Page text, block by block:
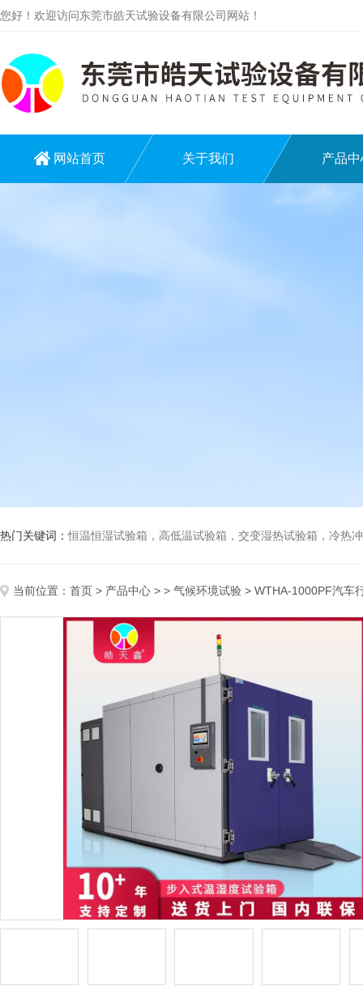
您好！欢迎访问东莞市皓天试验设备有限公司网站！
网站首页 关于我们 产品中
热门关键词：恒温恒湿试验箱，高低温试验箱，交变湿热试验箱，冷热冲击试验
当前位置： 首页 > 产品中心 > > 气候环境试验 > WTHA-1000PF汽车